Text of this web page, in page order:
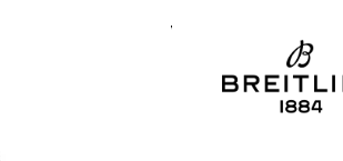
Neu bei Vogl: Uhren von Grand Seiko